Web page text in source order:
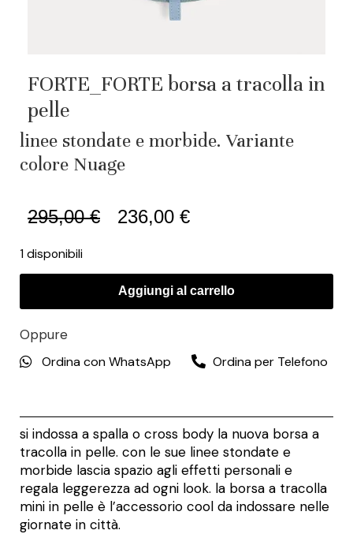
FORTE_FORTE borsa a tracolla in
pelle
linee stondate e morbide. Variante
colore Nuage
295,00€ 236,00 €
1 disponibili
Aggiungi al carrello
Oppure
Ordina con WhatsApp Ordina per Telefono
si indossa a spalla o cross body la nuova borsa a
tracolla in pelle. con le sue linee stondate e
morbide lascia spazio agli effetti personali e
regala leggerezza ad ogni look. la borsa a tracolla
mini in pelle è l’accessorio cool da indossare nelle
giornate in città.